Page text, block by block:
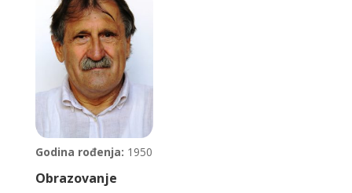
Godina rođenja: 1950
Obrazovanje